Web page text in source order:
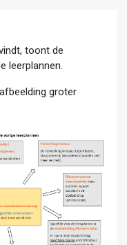
toont de
leerplannen.
groter